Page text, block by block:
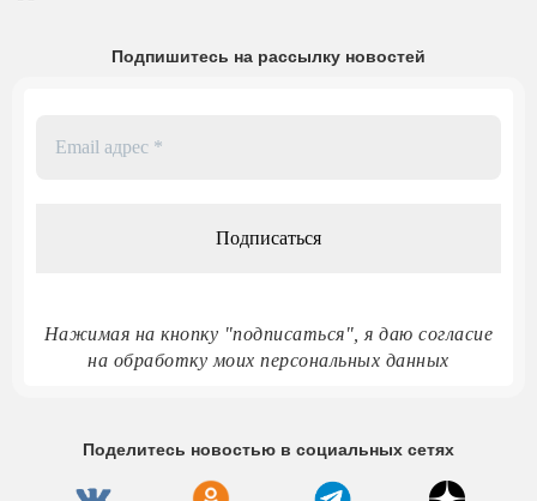
Подпишитесь на рассылку новостей
Нажимая на кнопку "подписаться", я даю согласие
на обработку моих персональных данных
Поделитесь новостью в социальных сетях